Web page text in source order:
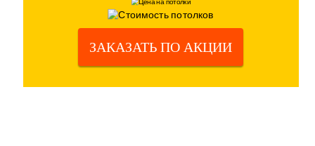
ЗАКАЗАТЬ ПО АКЦИИ